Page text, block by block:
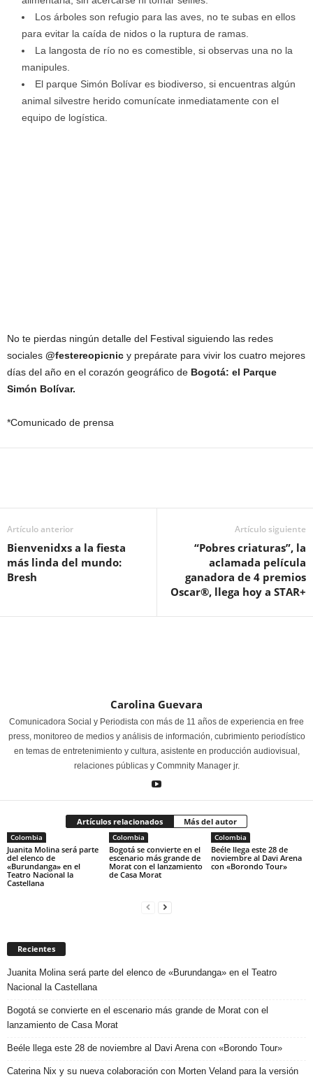
Los árboles son refugio para las aves, no te subas en ellos
para evitar la caída de nidos o la ruptura de ramas.
La langosta de río no es comestible, si observas una no la
manipules.
El parque Simón Bolívar es biodiverso, si encuentras algún
animal silvestre herido comunícate inmediatamente con el
equipo de logística.
No te pierdas ningún detalle del Festival siguiendo las redes
sociales @festereopicnic y prepárate para vivir los cuatro mejores
días del año en el corazón geográfico de Bogotá: el Parque
Simón Bolívar.
*Comunicado de prensa
Artículo anterior
Bienvenidxs a la fiesta
más linda del mundo:
Bresh
Artículo siguiente
“Pobres criaturas”, la
aclamada película
ganadora de 4 premios
Oscar®, llega hoy a STAR+
Carolina Guevara
Comunicadora Social y Periodista con más de 11 años de experiencia en free
press, monitoreo de medios y análisis de información, cubrimiento periodístico
en temas de entretenimiento y cultura, asistente en producción audiovisual,
relaciones públicas y Commnity Manager jr.
Artículos relacionados Más del autor
Colombia
Juanita Molina será parte
del elenco de
«Burundanga» en el
Teatro Nacional la
Castellana
Colombia
Bogotá se convierte en el
escenario más grande de
Morat con el lanzamiento
de Casa Morat
Colombia
Beéle llega este 28 de
noviembre al Davi Arena
con «Borondo Tour»
Recientes
Juanita Molina será parte del elenco de «Burundanga» en el Teatro
Nacional la Castellana
Bogotá se convierte en el escenario más grande de Morat con el
lanzamiento de Casa Morat
Beéle llega este 28 de noviembre al Davi Arena con «Borondo Tour»
Caterina Nix y su nueva colaboración con Morten Veland para la versión